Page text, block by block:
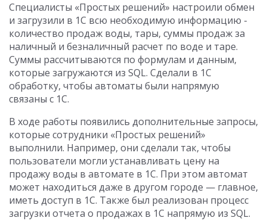
Специалисты «Простых решений» настроили обмен
и загрузили в 1С всю необходимую информацию -
количество продаж воды, тары, суммы продаж за
наличный и безналичный расчет по воде и таре.
Суммы рассчитываются по формулам и данным,
которые загружаются из SQL. Сделали в 1С
обработку, чтобы автоматы были напрямую
связаны с 1С.
В ходе работы появились дополнительные запросы,
которые сотрудники «Простых решений»
выполнили. Например, они сделали так, чтобы
пользователи могли устанавливать цену на
продажу воды в автомате в 1С. При этом автомат
может находиться даже в другом городе — главное,
иметь доступ в 1С. Также был реализован процесс
загрузки отчета о продажах в 1С напрямую из SQL.